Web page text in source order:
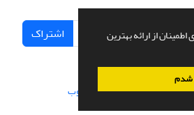
از ارائه بهترین
شدم
اشتراک
طراحی و پیاده سازی از سیناوب